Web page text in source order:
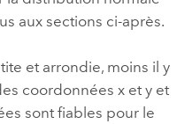
aux sections ci-après.
et arrondie, moins il y
coordonnées x et y et
sont fiables pour le